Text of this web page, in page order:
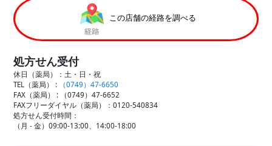
この店舗の経路を調べる
処方せん受付
休日（薬局）：土・日・祝
TEL（薬局） :
（0749）47-6650
FAX（薬局） :
（0749）47-6652
FAXフリーダイヤル（薬局）：0120-540834
処方せん受付時間：
（月 - 金）09:00-13:00、14:00-18:00